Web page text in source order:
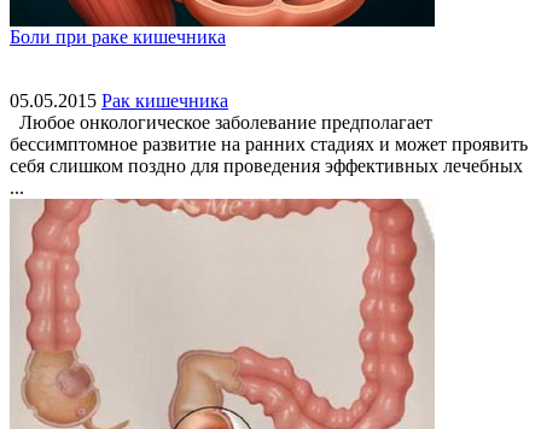
Боли при раке кишечника
05.05.2015 Рак кишечника
Любое онкологическое заболевание предполагает
бессимптомное развитие на ранних стадиях и может проявить
себя слишком поздно для проведения эффективных лечебных
...